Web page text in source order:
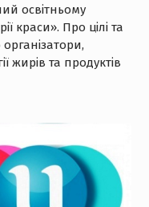
освітньому
краси». Про цілі та
жирів та продуктів